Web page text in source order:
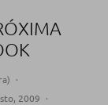
·
2009 ·